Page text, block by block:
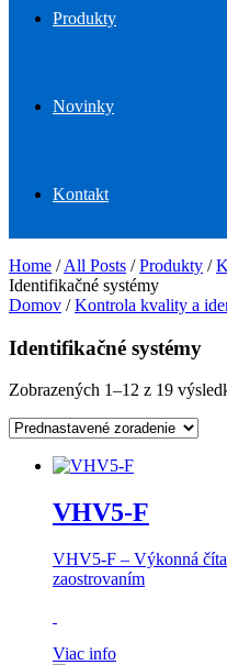
Produkty
Novinky
Kontakt
Home /All Posts /Produkty /
Identifikačné systémy
Domov /Kontrola kvality a
Identifikačné systémy
Zobrazených 1–12 z 19
VHV5-F
VHV5-F – Výkonná
zaostrovaním
Viac info